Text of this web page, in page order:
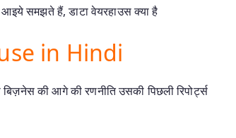
समझते हैं, डाटा वेयरहाउस क्या है
in Hindi
की आगे की रणनीति उसकी पिछली रिपोर्ट्स